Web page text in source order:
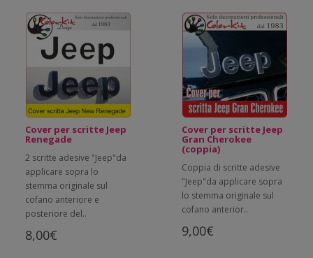
Cover per scritte Jeep
Renegade
2 scritte adesive "Jeep"da
applicare sopra lo
stemma originale sul
cofano anteriore e
posteriore del..
8,00€
Cover per scritte Jeep
Gran Cherokee
(coppia)
Coppia di scritte adesive
"Jeep"da applicare sopra
lo stemma originale sul
cofano anterior..
9,00€